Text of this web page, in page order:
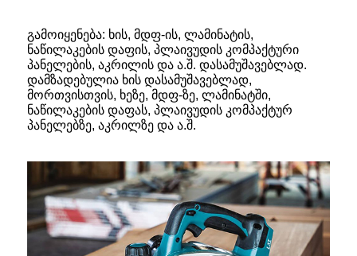
გამოიყენება: ხის, მდფ-ის, ლამინატის,
ნაწილაკების დაფის, პლაივუდის კომპაქტური
პანელების, აკრილის და ა.შ. დასამუშავებლად.
დამზადებულია ხის დასამუშავებლად,
მორთვისთვის, ხეზე, მდფ-ზე, ლამინატში,
ნაწილაკების დაფას, პლაივუდის კომპაქტურ
პანელებზე, აკრილზე და ა.შ.